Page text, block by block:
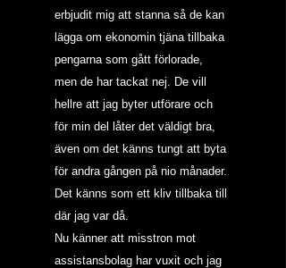
erbjudit mig att stanna så de kan
lägga om ekonomin tjäna tillbaka
pengarna som gått förlorade,
men de har tackat nej. De vill
hellre att jag byter utförare och
för min del låter det väldigt bra,
även om det känns tungt att byta
för andra gången på nio månader.
Det känns som ett kliv tillbaka till
där jag var då.
Nu känner att misstron mot
assistansbolag har vuxit och jag